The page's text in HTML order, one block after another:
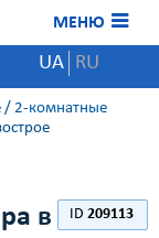
МЕНЮ
UA RU
/ 2-комнатные
в
ID 209113